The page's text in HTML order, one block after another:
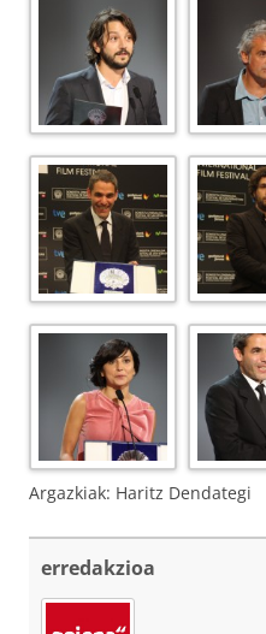
Argazkiak: Haritz Dendategi
erredakzioa